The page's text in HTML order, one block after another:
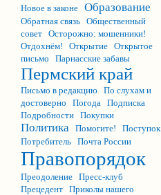
Новое в законе Образование
Обратная связь Общественный
совет Осторожно: мошенники!
Отдохнём!
Открытие Открытое
письмо
Парнасские забавы
Пермский край
Письмо в редакцию По слухам и
достоверно
Погода Подписка
Подробности Покупки
Политика Помогите!
Поступок
Потребитель Почта России
Правопорядок
Преодоление Пресс-клуб
Прецедент Приколы нашего